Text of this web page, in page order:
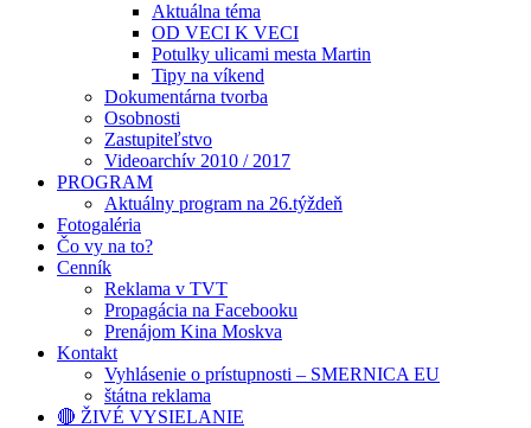
Aktuálna téma
OD VECI K VECI
Potulky ulicami mesta Martin
Tipy na víkend
Dokumentárna tvorba
Osobnosti
Zastupiteľstvo
Videoarchív 2010 / 2017
PROGRAM
Aktuálny program na 26.týždeň
Fotogaléria
Čo vy na to?
Cenník
Reklama v TVT
Propagácia na Facebooku
Prenájom Kina Moskva
Kontakt
Vyhlásenie o prístupnosti – SMERNICA EU
štátna reklama
🔴 ŽIVÉ VYSIELANIE